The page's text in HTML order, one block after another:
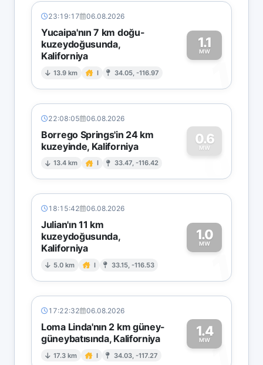
23:19:17 06.08.2026
Yucaipa'nın 7 km doğu-
kuzeydoğusunda,
Kaliforniya
13.9 km I 34.05, -116.97
1.1
MW
1
22:08:05 06.08.2026
Borrego Springs'in 24 km
kuzeyinde, Kaliforniya
13.4 km I 33.47, -116.42
0.6
MW
0
18:15:42 06.08.2026
Julian'ın 11 km
kuzeydoğusunda,
Kaliforniya
5.0 km I 33.15, -116.53
1.0
MW
1
17:22:32 06.08.2026
Loma Linda'nın 2 km güney-
güneybatısında, Kaliforniya
17.3 km I 34.03, -117.27
1.4
MW